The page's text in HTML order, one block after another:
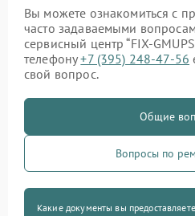
Вы можете ознакомиться с
часто задаваемыми
сервисный центр “FIX-
телефону+7 (395) 248-47-56
свой вопрос.
Общие
Вопросы по
Какие документы вы